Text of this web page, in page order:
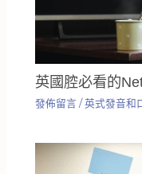
英國腔必看的
發佈留言 /英式發音和